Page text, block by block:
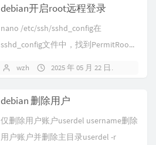
debian开启root远程登录
nano /etc/ssh/sshd_config在
sshd_config文件中，找到PermitRoo...
wzh 2025 年 05 月 22 日
debian 删除用户
仅删除用户账户userdel username删除
用户账户并删除主目录userdel -r